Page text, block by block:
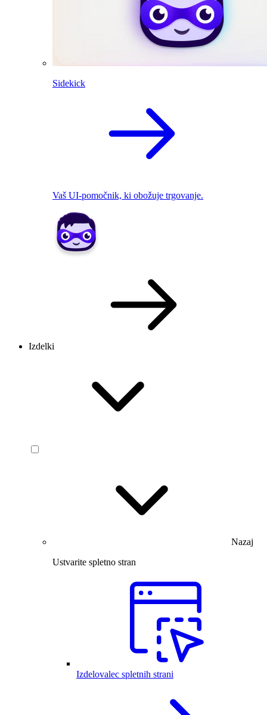
Sidekick
Vaš UI-pomočnik, ki obožuje trgovanje.
Izdelki
Nazaj
Ustvarite spletno stran
Izdelovalec spletnih strani